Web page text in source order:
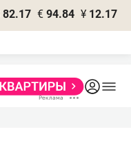
82.17 € 94.84 ¥ 12.17